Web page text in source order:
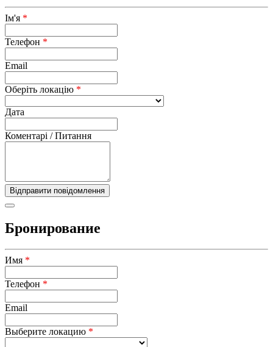
Ім'я *
Телефон *
Email
Оберіть локацію *
Дата
Коментарі / Питання
Бронирование
Имя *
Телефон *
Email
Выберите локацию *